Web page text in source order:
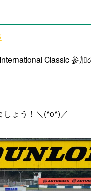
Classic 参加
ょう！＼(^o^)／